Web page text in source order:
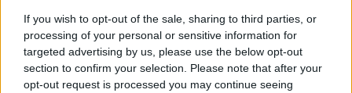
If you wish to opt-out of the sale, sharing to third parties, or
processing of your personal or sensitive information for
targeted advertising by us, please use the below opt-out
section to confirm your selection. Please note that after your
opt-out request is processed you may continue seeing
Te szoktad?
08. 02.
SOKAN ROSSZUL TÁROLJÁK A GYÓGYSZEREIKET –
EMIATT CSÖKKENHET A HATÁSUK
Érdemes odafigyelni rá